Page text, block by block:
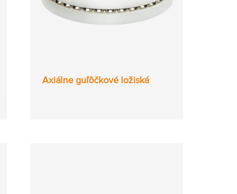
Axiálne guľôčkové ložiská